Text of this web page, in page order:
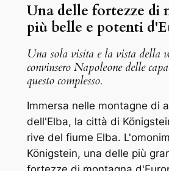
Una delle fortezze di
più belle e potenti
Una sola visita e la vista della
convinsero Napoleone delle
questo complesso.
Immersa nelle montagne di
dell'Elba, la città di
rive del fiume Elba.
Königstein, una delle più